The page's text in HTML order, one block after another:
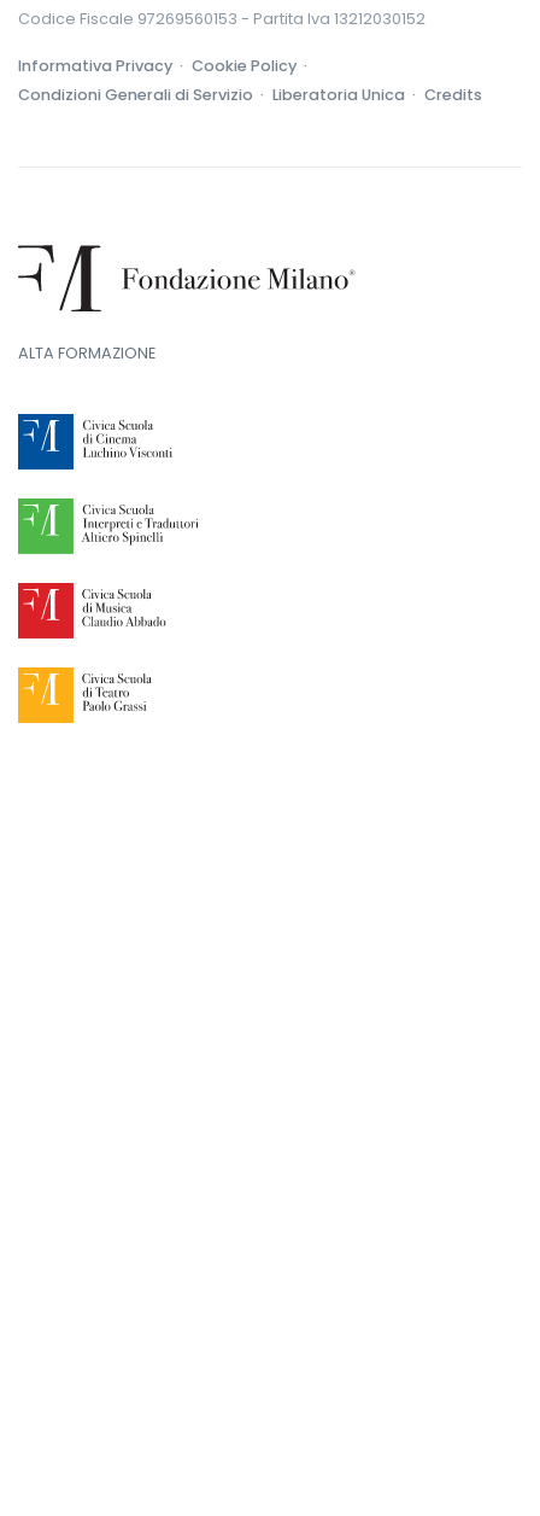
Codice Fiscale 97269560153 - Partita Iva 13212030152
Informativa Privacy · Cookie Policy ·
Condizioni Generali di Servizio · Liberatoria Unica · Credits
ALTA FORMAZIONE